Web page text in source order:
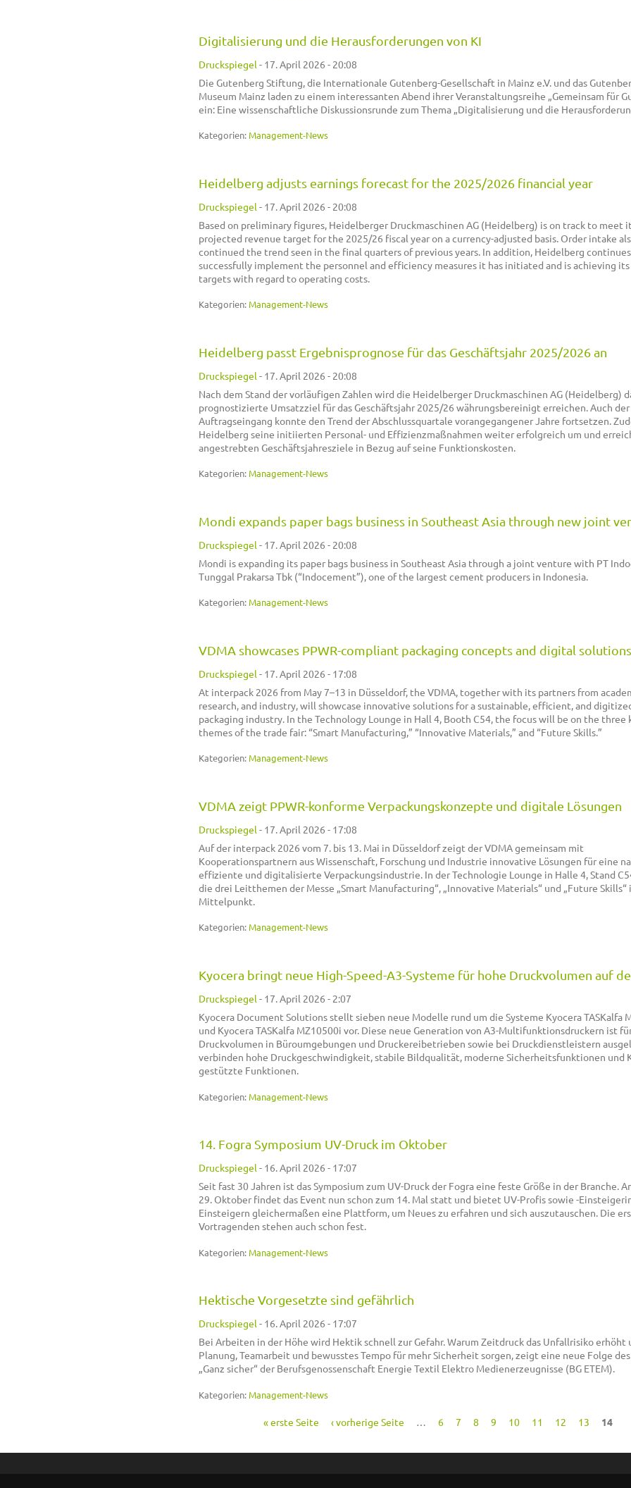
Digitalisierung und die Herausforderungen von KI
Druckspiegel - 17. April 2026 - 20:08
Die Gutenberg Stiftung, die Internationale Gutenberg-Gesellschaft in Mainz e.V. und das
Museum Mainz laden zu einem interessanten Abend ihrer Veranstaltungsreihe „Gemeinsam für
ein: Eine wissenschaftliche Diskussionsrunde zum Thema „Digitalisierung und die
Kategorien: Management-News
Heidelberg adjusts earnings forecast for the 2025/2026 financial year
Druckspiegel - 17. April 2026 - 20:08
Based on preliminary figures, Heidelberger Druckmaschinen AG (Heidelberg) is on track to meet
projected revenue target for the 2025/26 fiscal year on a currency-adjusted basis. Order intake
continued the trend seen in the final quarters of previous years. In addition, Heidelberg
successfully implement the personnel and efficiency measures it has initiated and is achieving
targets with regard to operating costs.
Kategorien: Management-News
Heidelberg passt Ergebnisprognose für das Geschäftsjahr 2025/2026 an
Druckspiegel - 17. April 2026 - 20:08
Nach dem Stand der vorläufigen Zahlen wird die Heidelberger Druckmaschinen AG (Heidelberg)
prognostizierte Umsatzziel für das Geschäftsjahr 2025/26 währungsbereinigt erreichen. Auch der
Auftragseingang konnte den Trend der Abschlussquartale vorangegangener Jahre fortsetzen.
Heidelberg seine initiierten Personal- und Effizienzmaßnahmen weiter erfolgreich um und
angestrebten Geschäftsjahresziele in Bezug auf seine Funktionskosten.
Kategorien: Management-News
Mondi expands paper bags business in Southeast Asia through new joint
Druckspiegel - 17. April 2026 - 20:08
Mondi is expanding its paper bags business in Southeast Asia through a joint venture with PT
Tunggal Prakarsa Tbk (“Indocement”), one of the largest cement producers in Indonesia.
Kategorien:Management-News
VDMA showcases PPWR-compliant packaging concepts and digital solutions
Druckspiegel - 17. April 2026 - 17:08
At interpack 2026 from May 7–13 in Düsseldorf, the VDMA, together with its partners from
research, and industry, will showcase innovative solutions for a sustainable, efficient, and
packaging industry. In the Technology Lounge in Hall 4, Booth C54, the focus will be on the three
themes of the trade fair: “Smart Manufacturing,” “Innovative Materials,” and “Future Skills.”
Kategorien:Management-News
VDMA zeigt PPWR-konforme Verpackungskonzepte und digitale Lösungen
Druckspiegel - 17. April 2026 - 17:08
Auf der interpack 2026 vom 7. bis 13. Mai in Düsseldorf zeigt der VDMA gemeinsam mit
Kooperationspartnern aus Wissenschaft, Forschung und Industrie innovative Lösungen für eine
effiziente und digitalisierte Verpackungsindustrie. In der Technologie Lounge in Halle 4, Stand
die drei Leitthemen der Messe „Smart Manufacturing“, „Innovative Materials“ und „Future Skills“
Mittelpunkt.
Kategorien:Management-News
Kyocera bringt neue High-Speed-A3-Systeme für hohe Druckvolumen auf
Druckspiegel - 17. April 2026 - 2:07
Kyocera Document Solutions stellt sieben neue Modelle rund um die Systeme Kyocera TASKalfa
und Kyocera TASKalfa MZ10500i vor. Diese neue Generation von A3-Multifunktionsdruckern ist
Druckvolumen in Büroumgebungen und Druckereibetrieben sowie bei Druckdienstleistern
verbinden hohe Druckgeschwindigkeit, stabile Bildqualität, moderne Sicherheitsfunktionen und
gestützte Funktionen.
Kategorien: Management-News
14. Fogra Symposium UV-Druck im Oktober
Druckspiegel - 16. April 2026 - 17:07
Seit fast 30 Jahren ist das Symposium zum UV-Druck der Fogra eine feste Größe in der Branche.
29. Oktober findet das Event nun schon zum 14. Mal statt und bietet UV-Profis sowie -
Einsteigern gleichermaßen eine Plattform, um Neues zu erfahren und sich auszutauschen. Die
Vortragenden stehen auch schon fest.
Kategorien: Management-News
Hektische Vorgesetzte sind gefährlich
Druckspiegel - 16. April 2026 - 17:07
Bei Arbeiten in der Höhe wird Hektik schnell zur Gefahr. Warum Zeitdruck das Unfallrisiko erhöht
Planung, Teamarbeit und bewusstes Tempo für mehr Sicherheit sorgen, zeigt eine neue Folge
„Ganz sicher“ der Berufsgenossenschaft Energie Textil Elektro Medienerzeugnisse (BG ETEM).
Kategorien: Management-News
« erste Seite ‹ vorherige Seite 6 7 8 9 10 11 12 13 14